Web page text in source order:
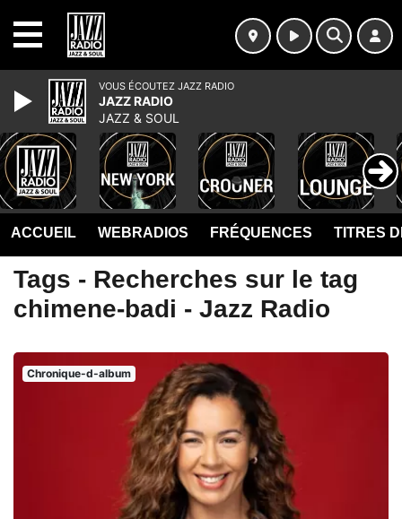
ACCUEIL WEBRADIOS FRÉQUENCES TITRES
Tags - Recherches sur le tag
chimene-badi - Jazz Radio
Chronique-d-album
VOUS ÉCOUTEZ JAZZ RADIO
JAZZ RADIO
JAZZ & SOUL